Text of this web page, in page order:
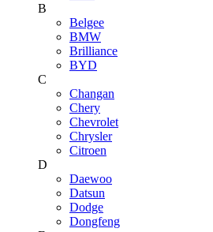
B
Belgee
BMW
Brilliance
BYD
C
Changan
Chery
Chevrolet
Chrysler
Citroen
D
Daewoo
Datsun
Dodge
Dongfeng